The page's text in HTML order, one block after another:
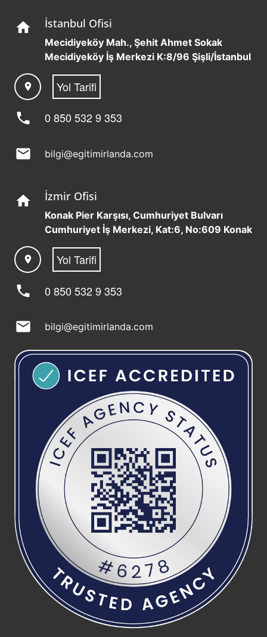
home İstanbul Ofisi
Mecidiyeköy Mah., Şehit Ahmet Sokak
Mecidiyeköy İş Merkezi K:8/96 Şişli/İstanbul
location_on Yol Tarifi
phone 0 850 532 9 353
mail bilgi@egitimirlanda.com
home İzmir Ofisi
Konak Pier Karşısı, Cumhuriyet Bulvarı
Cumhuriyet İş Merkezi, Kat:6, No:609 Konak
location_on Yol Tarifi
phone 0 850 532 9 353
mail bilgi@egitimirlanda.com